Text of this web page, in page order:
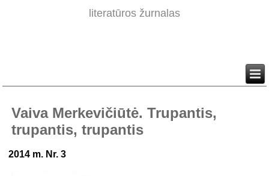
literatūros žurnalas
Vaiva Merkevičiūtė. Trupantis,
trupantis, trupantis
2014 m. Nr. 3